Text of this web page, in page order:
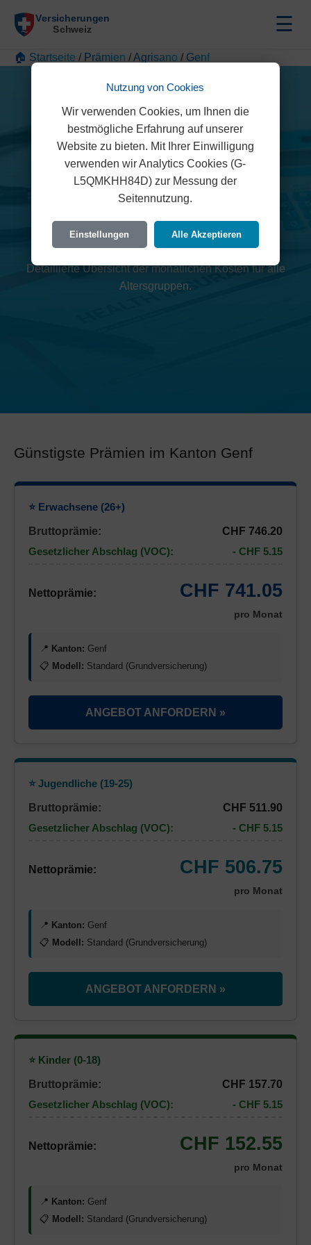
☰
🏠 Startseite / Prämien /Agrisano / Genf
Agrisano Prämien 2026
(Genf)
Detaillierte Übersicht der monatlichen Kosten für alle
Altersgruppen.
Günstigste Prämien im Kanton Genf
⭐ Erwachsene (26+)
Bruttoprämie:
CHF 746.20
Gesetzlicher Abschlag (VOC):
- CHF 5.15
Nettoprämie: CHF 741.05
pro Monat
📍 Kanton: Genf
📋 Modell: Standard (Grundversicherung)
ANGEBOT ANFORDERN »
⭐ Jugendliche (19-25)
Bruttoprämie:
CHF 511.90
Gesetzlicher Abschlag (VOC):
- CHF 5.15
Nettoprämie: CHF 506.75
pro Monat
📍 Kanton: Genf
📋 Modell: Standard (Grundversicherung)
ANGEBOT ANFORDERN »
⭐ Kinder (0-18)
Bruttoprämie:
CHF 157.70
Gesetzlicher Abschlag (VOC):
- CHF 5.15
Nettoprämie: CHF 152.55
pro Monat
📍 Kanton: Genf
📋 Modell: Standard (Grundversicherung)
Nutzung von Cookies
Wir verwenden Cookies, um Ihnen die
bestmögliche Erfahrung auf unserer
Website zu bieten. Mit Ihrer Einwilligung
verwenden wir Analytics Cookies (G-
L5QMKHH84D) zur Messung der
Seitennutzung.
Einstellungen Alle Akzeptieren